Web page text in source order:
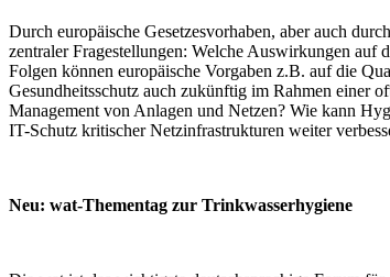
Durch europäische Gesetzesvorhaben, aber auch
zentraler Fragestellungen: Welche Auswirkungen auf
Folgen können europäische Vorgaben z.B. auf die
Gesundheitsschutz auch zukünftig im Rahmen einer
Management von Anlagen und Netzen? Wie kann
IT-Schutz kritischer Netzinfrastrukturen weiter
Neu: wat-Thementag zur Trinkwasserhygiene